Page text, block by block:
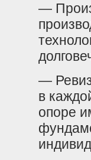
—
—
в
опоре